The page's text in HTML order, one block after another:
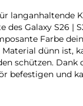
langanhaltende
des Galaxy S26 |
Farbe
dünn ist,
schützen.
befestigen und